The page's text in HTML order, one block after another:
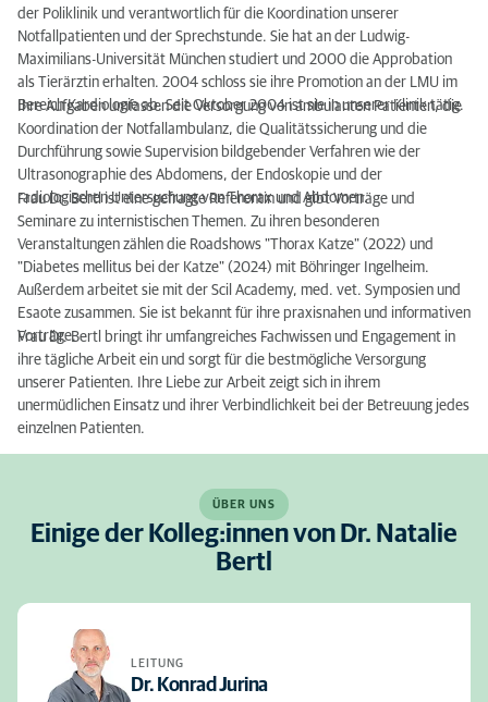
der Poliklinik und verantwortlich für die Koordination unserer
Notfallpatienten und der Sprechstunde. Sie hat an der Ludwig-
Maximilians-Universität München studiert und 2000 die Approbation
als Tierärztin erhalten. 2004 schloss sie ihre Promotion an der LMU im
Bereich Kardiologie ab. Seit Oktober 2004 ist sie in unserer Klinik tätig.
Ihre Aufgaben umfassen die Versorgung von ambulanten Patienten, die
Koordination der Notfallambulanz, die Qualitätssicherung und die
Durchführung sowie Supervision bildgebender Verfahren wie der
Ultrasonographie des Abdomens, der Endoskopie und der
radiologischen Untersuchung von Thorax und Abdomen.
Frau Dr. Bertl ist eine gefragte Referentin und gibt Vorträge und
Seminare zu internistischen Themen. Zu ihren besonderen
Veranstaltungen zählen die Roadshows "Thorax Katze" (2022) und
"Diabetes mellitus bei der Katze" (2024) mit Böhringer Ingelheim.
Außerdem arbeitet sie mit der Scil Academy, med. vet. Symposien und
Esaote zusammen. Sie ist bekannt für ihre praxisnahen und informativen
Vorträge.
Frau Dr. Bertl bringt ihr umfangreiches Fachwissen und Engagement in
ihre tägliche Arbeit ein und sorgt für die bestmögliche Versorgung
unserer Patienten. Ihre Liebe zur Arbeit zeigt sich in ihrem
unermüdlichen Einsatz und ihrer Verbindlichkeit bei der Betreuung jedes
einzelnen Patienten.
ÜBER UNS
Einige der Kolleg:innen von Dr. Natalie
Bertl
LEITUNG
Dr. Konrad Jurina